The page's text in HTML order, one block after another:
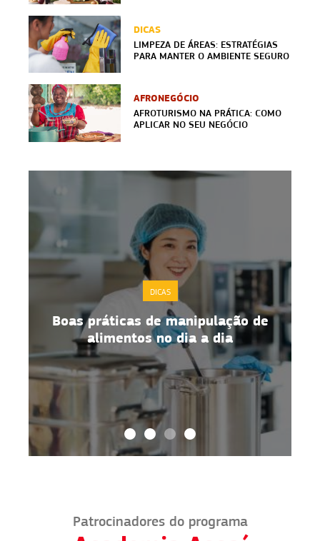
DICAS
LIMPEZA DE ÁREAS: ESTRATÉGIAS
PARA MANTER O AMBIENTE SEGURO
AFRONEGÓCIO
AFROTURISMO NA PRÁTICA: COMO
APLICAR NO SEU NEGÓCIO
DICAS
Boas práticas de manipulação de
alimentos no dia a dia
Patrocinadores do programa